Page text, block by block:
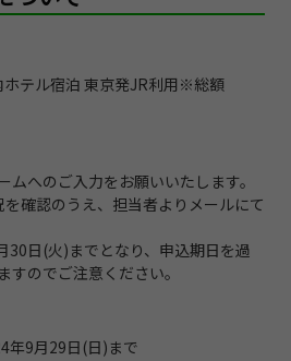
テル宿泊 東京発JR利用※総額
ムへのご入力をお願いいたします。
確認のうえ、担当者よりメールにて
30日(火)までとなり、申込期日を過
すのでご注意ください。
年9月29日(日)まで